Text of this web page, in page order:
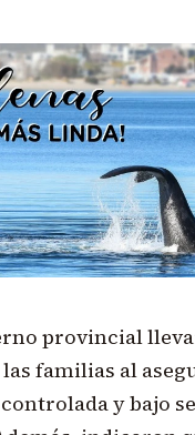
provincial
familias al
y bajo